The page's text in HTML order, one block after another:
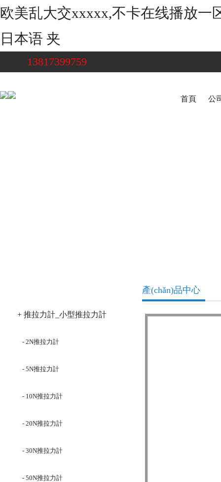
欧美乱大交xxxxx,不卡在线播放一
日本语 夹
13817399759
首頁 公
+ 推拉力計_小型推拉力計
- 2N推拉力計
- 5N推拉力計
- 10N推拉力計
- 20N推拉力計
- 30N推拉力計
- 50N推拉力計
產(chǎn)品中心